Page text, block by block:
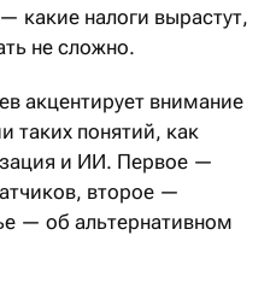
какие налоги вырастут,
не сложно.
акцентирует внимание
таких понятий, как
и ИИ. Первое —
второе —
— об альтернативном